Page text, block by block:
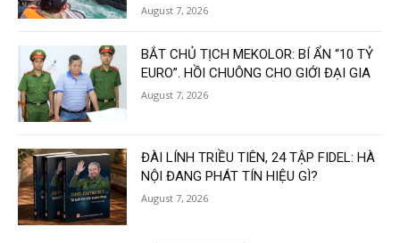
August 7, 2026
BẮT CHỦ TỊCH MEKOLOR: BÍ ẨN “10 TỶ
EURO”. HỒI CHUÔNG CHO GIỚI ĐẠI GIA
August 7, 2026
ĐÀI LÍNH TRIỀU TIÊN, 24 TẬP FIDEL: HÀ
NỘI ĐANG PHÁT TÍN HIỆU GÌ?
August 7, 2026